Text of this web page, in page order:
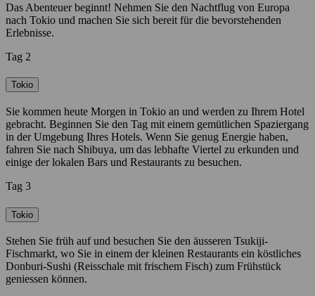
Das Abenteuer beginnt! Nehmen Sie den Nachtflug von Europa
nach Tokio und machen Sie sich bereit für die bevorstehenden
Erlebnisse.
Tag 2
Tokio
Sie kommen heute Morgen in Tokio an und werden zu Ihrem Hotel
gebracht. Beginnen Sie den Tag mit einem gemütlichen Spaziergang
in der Umgebung Ihres Hotels. Wenn Sie genug Energie haben,
fahren Sie nach Shibuya, um das lebhafte Viertel zu erkunden und
einige der lokalen Bars und Restaurants zu besuchen.
Tag 3
Tokio
Stehen Sie früh auf und besuchen Sie den äusseren Tsukiji-
Fischmarkt, wo Sie in einem der kleinen Restaurants ein köstliches
Donburi-Sushi (Reisschale mit frischem Fisch) zum Frühstück
geniessen können.